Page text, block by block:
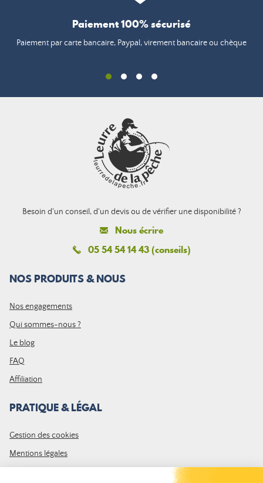
Paiement 100% sécurisé
Paiement par carte bancaire, Paypal, virement bancaire ou chèque
Besoin d'un conseil, d'un devis ou de vérifier une disponibilité ?
Nous écrire
05 54 54 14 43 (conseils)
NOS PRODUITS & NOUS
Nos engagements
Qui sommes-nous ?
Le blog
FAQ
Affiliation
PRATIQUE & LÉGAL
Gestion des cookies
Mentions légales